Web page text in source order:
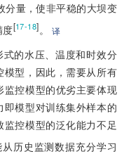
分量，使非平稳的大坝变
度[17-18]。译
的水压、温度和时效分
型，因此，需要从所有
控模型的优劣主要体现
模型对训练集外样本的
控模型的泛化能力不足
历史监测数据充分学习